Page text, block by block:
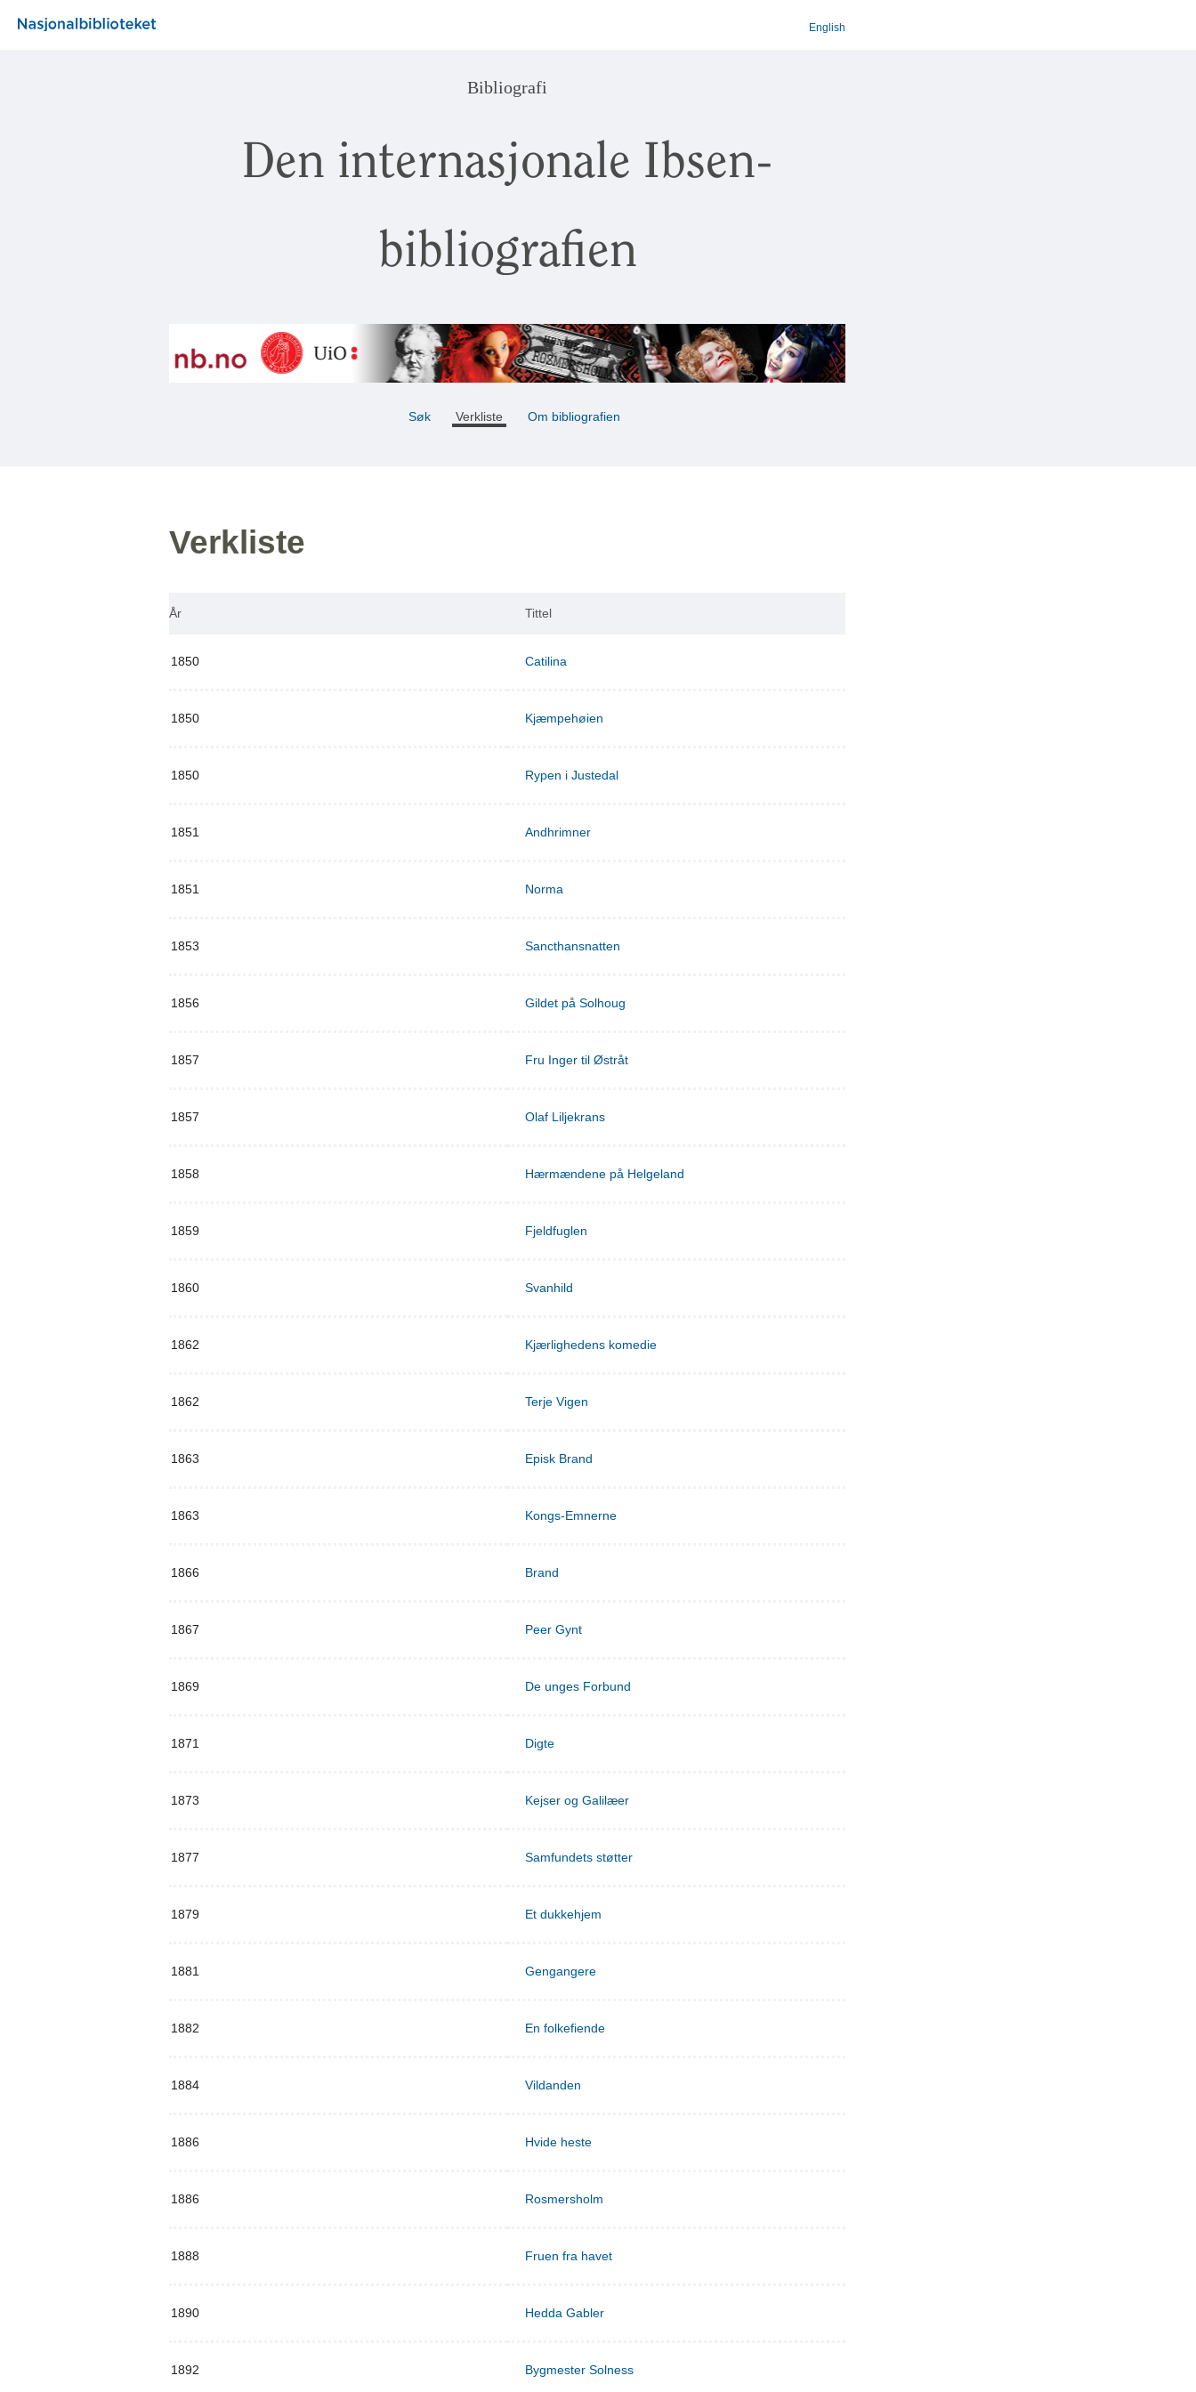
English
Bibliografi
Den internasjonale Ibsen-
bibliografien
Søk Verkliste Om bibliografien
Verkliste
År Tittel
1850 Catilina
1850 Kjæmpehøien
1850 Rypen i Justedal
1851 Andhrimner
1851 Norma
1853 Sancthansnatten
1856 Gildet på Solhoug
1857 Fru Inger til Østråt
1857 Olaf Liljekrans
1858 Hærmændene på Helgeland
1859 Fjeldfuglen
1860 Svanhild
1862 Kjærlighedens komedie
1862 Terje Vigen
1863 Episk Brand
1863 Kongs-Emnerne
1866 Brand
1867 Peer Gynt
1869 De unges Forbund
1871 Digte
1873 Kejser og Galilæer
1877 Samfundets støtter
1879 Et dukkehjem
1881 Gengangere
1882 En folkefiende
1884 Vildanden
1886 Hvide heste
1886 Rosmersholm
1888 Fruen fra havet
1890 Hedda Gabler
1892 Bygmester Solness